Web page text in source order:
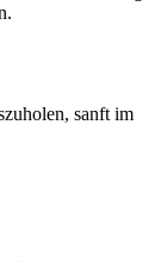
sanft im